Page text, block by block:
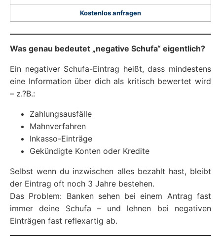
Kostenlos anfragen
Was genau bedeutet „negative Schufa“ eigentlich?
Ein negativer Schufa-Eintrag heißt, dass mindestens
eine Information über dich als kritisch bewertet wird
– z.?B.:
Zahlungsausfälle
Mahnverfahren
Inkasso-Einträge
Gekündigte Konten oder Kredite
Selbst wenn du inzwischen alles bezahlt hast, bleibt
der Eintrag oft noch 3 Jahre bestehen.
Das Problem: Banken sehen bei einem Antrag fast
immer deine Schufa – und lehnen bei negativen
Einträgen fast reflexartig ab.